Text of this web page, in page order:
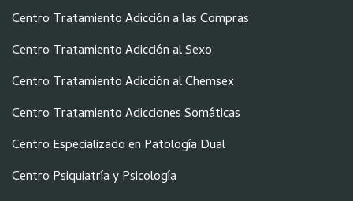
Centro Tratamiento Adicción a las Compras
Centro Tratamiento Adicción al Sexo
Centro Tratamiento Adicción al Chemsex
Centro Tratamiento Adicciones Somáticas
Centro Especializado en Patología Dual
Centro Psiquiatría y Psicología